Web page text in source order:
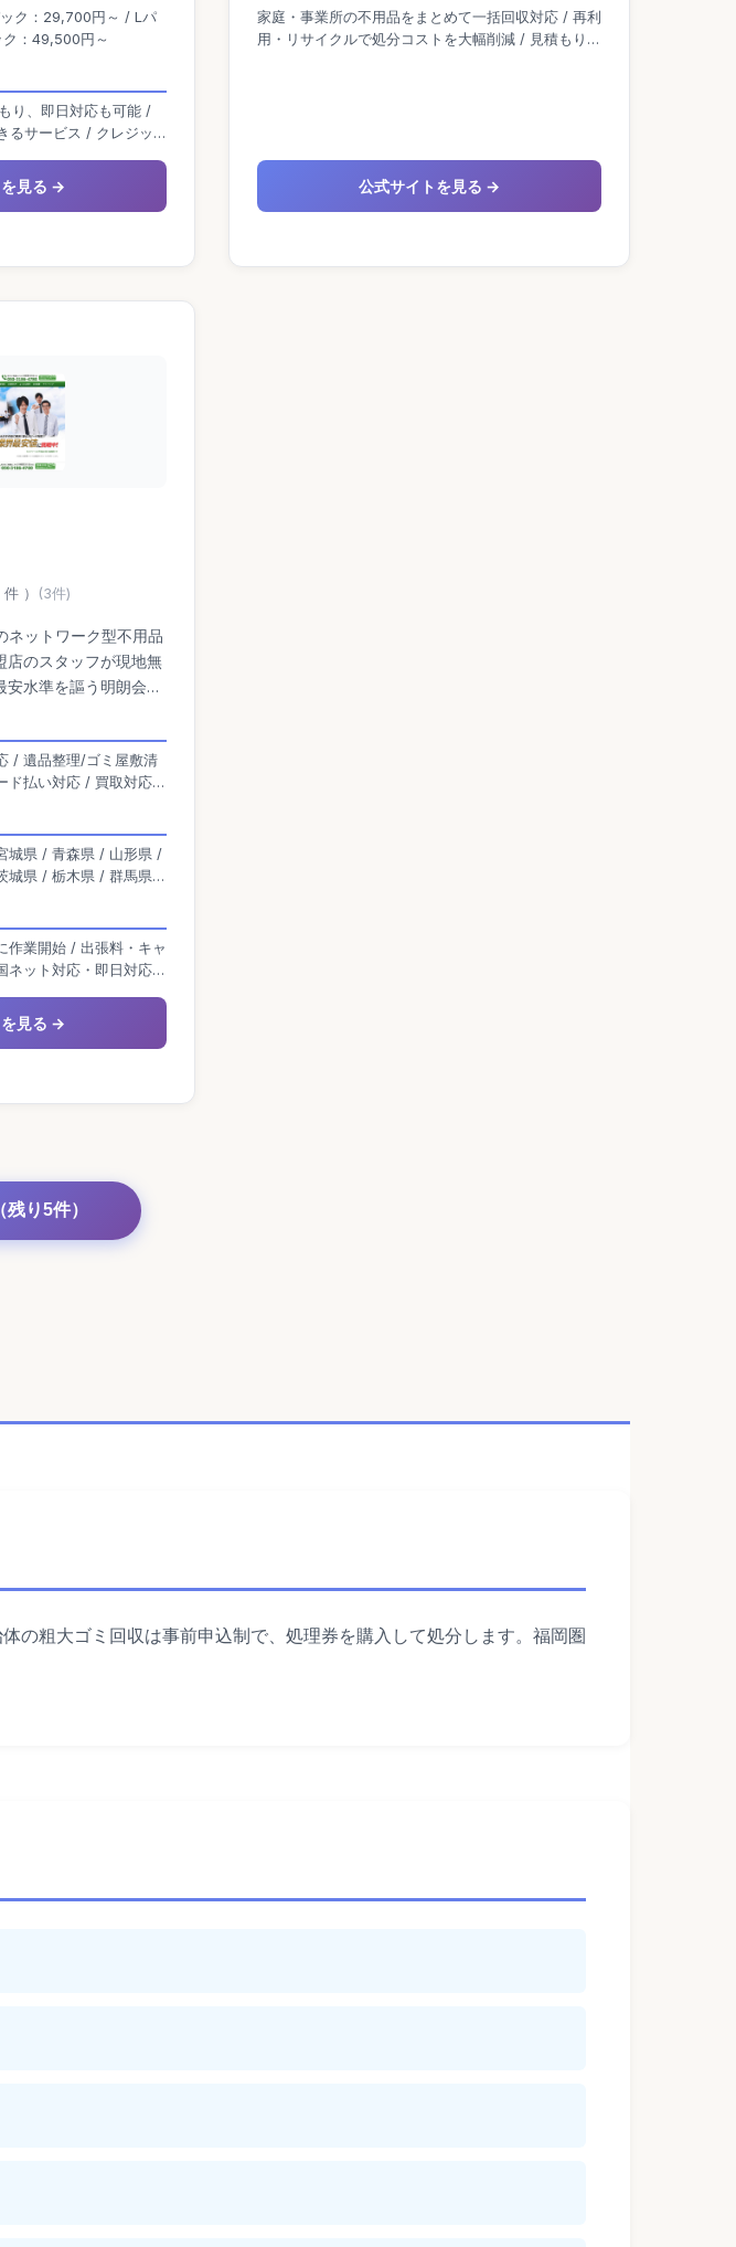
良県 / 三重県 / 和歌山
/ 鳥取県 / 山口県 / 香川
/ 大分県 / 長崎県
ク：29,700円～ / Lパ
：49,500円～
り、即日対応も可能 /
るサービス / クレジッ
見る →
/ 京都府 / 滋賀県 / 兵庫県 / 奈良県 / 三重県 / 和歌山
県 / 岡山県 / 広島県 / 島根県 / 鳥取県 / 山口県 / 香川
家庭・事業所の不用品をまとめて一括回収対応 / 再利
用・リサイクルで処分コストを大幅削減 / 見積もり後
公式サイトを見る →
） (3件)
ネットワーク型不用品
店のスタッフが現地無
水準を謳う明朗会計
費や見積もり、キャン
時間体制で対応可能
フィス片付けまで幅
/ 遺品整理/ゴミ屋敷清
ド払い対応 / 買取対応 /
城県 / 青森県 / 山形県 /
城県 / 栃木県 / 群馬県 /
岡県 / 愛知県 / 大阪府
良県 / 三重県 / 和歌山
/ 鳥取県 / 山口県 / 香川
/ 大分県 / 長崎県
作業開始 / 出張料・キャ
ネット対応・即日対応可
見る →
り5件）
の粗大ゴミ回収は事前申込制で、処理券を購入して処分します。福岡圏